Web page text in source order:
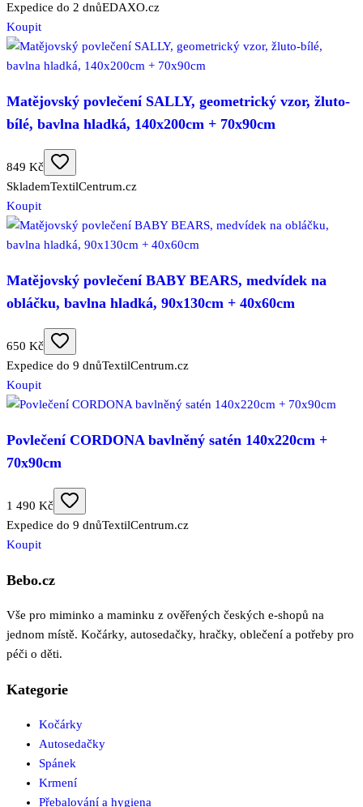
Expedice do 2 dnůEDAXO.cz
Koupit
Matějovský povlečení SALLY, geometrický vzor, žluto-
bílé, bavlna hladká, 140x200cm + 70x90cm
849 Kč
SklademTextilCentrum.cz
Koupit
Matějovský povlečení BABY BEARS, medvídek na
obláčku, bavlna hladká, 90x130cm + 40x60cm
650 Kč
Expedice do 9 dnůTextilCentrum.cz
Koupit
Povlečení CORDONA bavlněný satén 140x220cm +
70x90cm
1 490 Kč
Expedice do 9 dnůTextilCentrum.cz
Koupit
Bebo.cz
Vše pro miminko a maminku z ověřených českých e-shopů na
jednom místě. Kočárky, autosedačky, hračky, oblečení a potřeby pro
péči o děti.
Kategorie
Kočárky
Autosedačky
Spánek
Krmení
Přebalování a hygiena